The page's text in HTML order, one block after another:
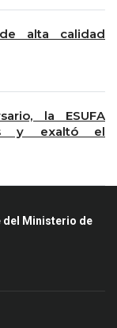
alta calidad
la ESUFA
y exaltó el
del Ministerio de